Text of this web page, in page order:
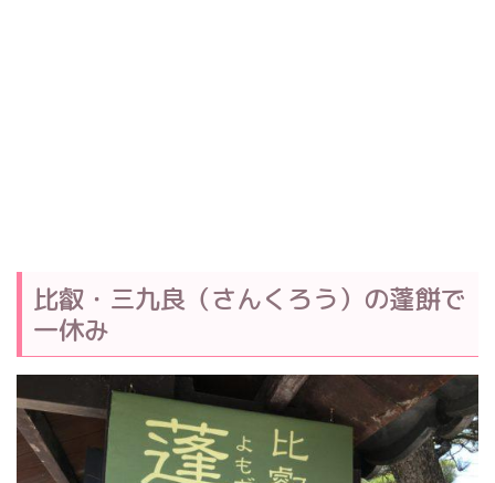
比叡・三九良（さんくろう）の蓬餅で
一休み